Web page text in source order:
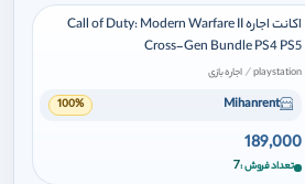
اکانت اجاره Call of Duty: Modern Warfare II
Cross-Gen Bundle PS4 PS5
playstation
/ اجاره بازی
Mihanrent
100%
189,000
تعداد فروش 7